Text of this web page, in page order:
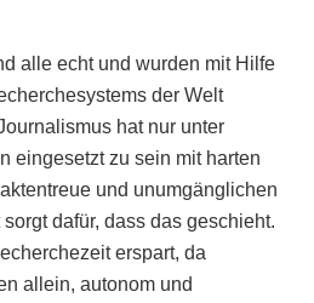
alle echt und wurden mit Hilfe
der Welt
hat nur unter
eingesetzt zu sein mit harten
und unumgänglichen
dafür, dass das geschieht.
erspart, da
allein, autonom und